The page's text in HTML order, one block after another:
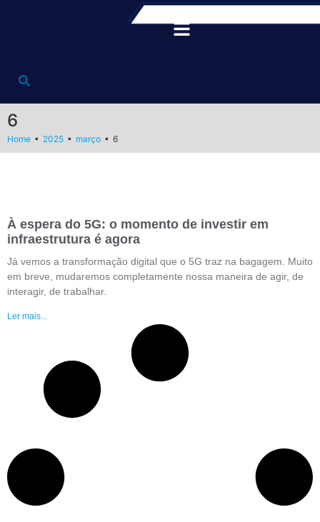
6
Home • 2025 • março • 6
À espera do 5G: o momento de investir em
infraestrutura é agora
Já vemos a transformação digital que o 5G traz na bagagem. Muito
em breve, mudaremos completamente nossa maneira de agir, de
interagir, de trabalhar.
Ler mais...